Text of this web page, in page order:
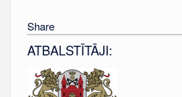
Share
ATBALSTĪTĀJI: